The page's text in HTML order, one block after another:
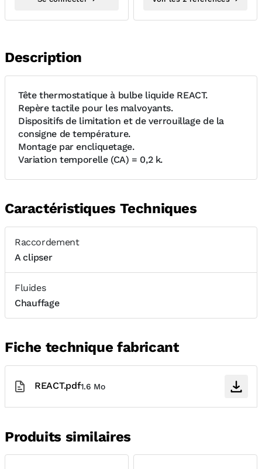
Description
Tête thermostatique à bulbe liquide REACT.
Repère tactile pour les malvoyants.
Dispositifs de limitation et de verrouillage de la
consigne de température.
Montage par encliquetage.
Variation temporelle (CA) = 0,2 k.
Caractéristiques Techniques
Raccordement
A clipser
Fluides
Chauffage
Fiche technique fabricant
REACT.pdf1.6 Mo
Produits similaires